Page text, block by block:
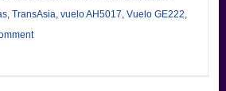
, TransAsia vuelo AH5017 Vuelo GE222